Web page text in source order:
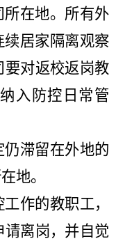
所在地。所有外
续居家隔离观察
要对返校返岗教
入防控日常管
滞留在外地的
地。
作的教职工，
离岗，并自觉